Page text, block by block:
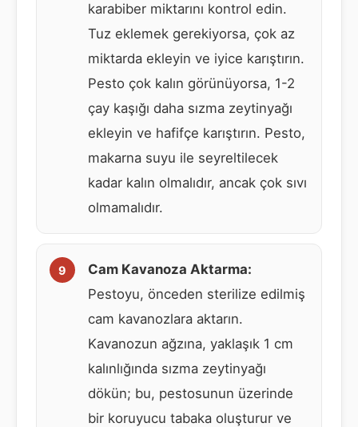
karabiber miktarını kontrol edin.
Tuz eklemek gerekiyorsa, çok az
miktarda ekleyin ve iyice karıştırın.
Pesto çok kalın görünüyorsa, 1-2
çay kaşığı daha sızma zeytinyağı
ekleyin ve hafifçe karıştırın. Pesto,
makarna suyu ile seyreltilecek
kadar kalın olmalıdır, ancak çok sıvı
olmamalıdır.
Cam Kavanoza Aktarma:
Pestoyu, önceden sterilize edilmiş
cam kavanozlara aktarın.
Kavanozun ağzına, yaklaşık 1 cm
kalınlığında sızma zeytinyağı
dökün; bu, pestosunun üzerinde
bir koruyucu tabaka oluşturur ve